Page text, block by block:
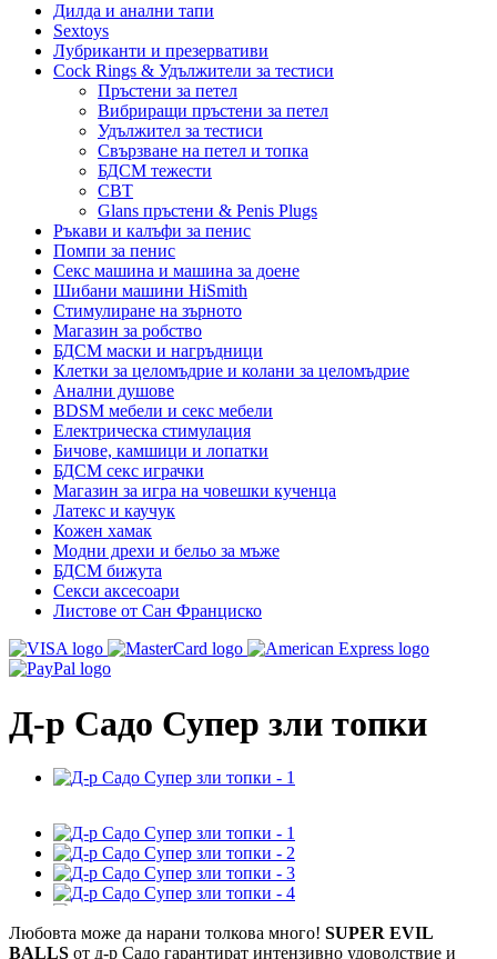
Дилда и анални тапи
Sextoys
Лубриканти и презервативи
Cock Rings & Удължители за тестиси
Пръстени за петел
Вибриращи пръстени за петел
Удължител за тестиси
Свързване на петел и топка
БДСМ тежести
CBT
Glans пръстени & Penis Plugs
Ръкави и калъфи за пенис
Помпи за пенис
Секс машина и машина за доене
Шибани машини HiSmith
Стимулиране на зърното
Магазин за робство
БДСМ маски и нагръдници
Клетки за целомъдрие и колани за целомъдрие
Анални душове
BDSM мебели и секс мебели
Електрическа стимулация
Бичове, камшици и лопатки
БДСМ секс играчки
Магазин за игра на човешки кученца
Латекс и каучук
Кожен хамак
Модни дрехи и бельо за мъже
БДСМ бижута
Секси аксесоари
Листове от Сан Франциско
Д-р Садо Супер зли топки
Любовта може да нарани толкова много! SUPER EVIL
BALLS от д-р Садо гарантират интензивно удоволствие и